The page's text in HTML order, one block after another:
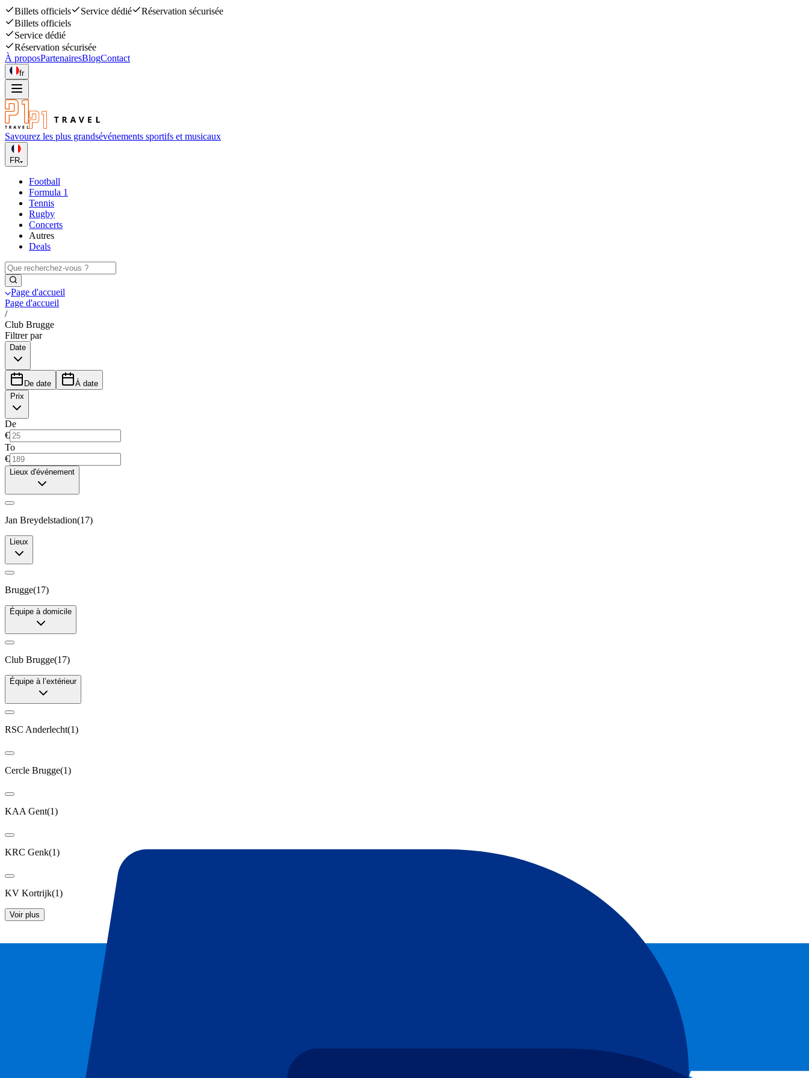
Billets officiels Service dédié
Réservation sécurisée
Billets officiels
Service dédié
Réservation sécurisée
À proposPartenairesBlogContact
fr
Savourez les plus grandsévénements sportifs et musicaux
FR
Football
Formula 1
Tennis
Rugby
Concerts
Autres
Deals
Page d'accueil
Page d'accueil
/
Club Brugge
Filtrer par
Date
De date
À date
Prix
De
€
To
€
Lieux d'événement
Jan Breydelstadion(17)
Lieux
Brugge(17)
Équipe à domicile
Club Brugge(17)
Équipe à l’extérieur
RSC Anderlecht(1)
Cercle Brugge(1)
KAA Gent(1)
KRC Genk(1)
KV Kortrijk(1)
Voir plus
Billets Club Brugge